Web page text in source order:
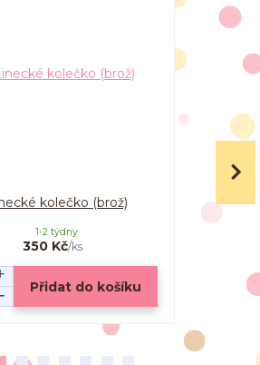
kolečko (brož)
350 Kč/ks
1-2 týdny
Přidat do košíku